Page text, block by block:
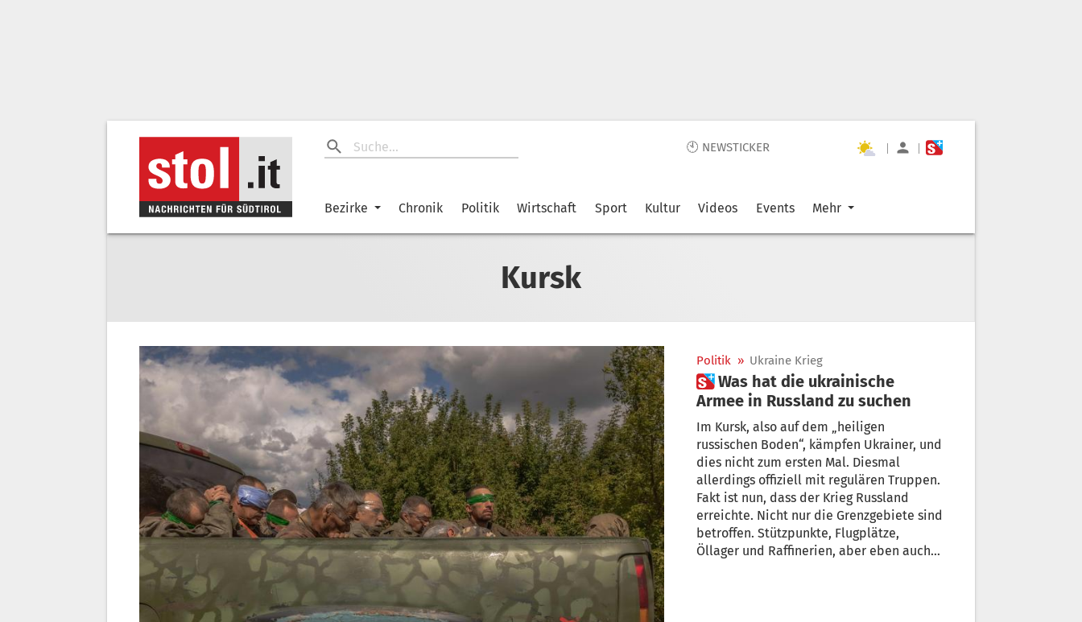
🕙 NEWSTICKER | |
Bezirke Chronik Politik Wirtschaft Sport Kultur Videos Events Mehr
Kursk
Politik » Ukraine Krieg
 Was hat die ukrainische
Armee in Russland zu suchen
Im Kursk, also auf dem „heiligen
russischen Boden“, kämpfen Ukrainer, und
dies nicht zum ersten Mal. Diesmal
allerdings offiziell mit regulären Truppen.
Fakt ist nun, dass der Krieg Russland
erreichte. Nicht nur die Grenzgebiete sind
betroffen. Stützpunkte, Flugplätze,
Öllager und Raffinerien, aber eben auch